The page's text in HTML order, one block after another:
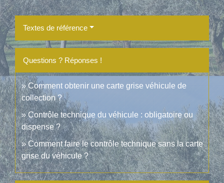
Textes de référence
Questions ? Réponses !
Comment obtenir une carte grise véhicule de
collection ?
Contrôle technique du véhicule : obligatoire ou
dispense ?
Comment faire le contrôle technique sans la carte
grise du véhicule ?